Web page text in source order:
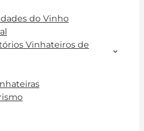
do Vinho
Vinhateiros de